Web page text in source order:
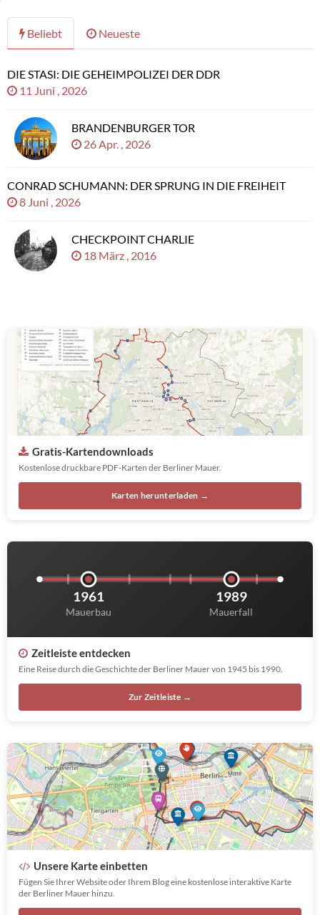
Beliebt Neueste
DIE STASI: DIE GEHEIMPOLIZEI DER DDR
11 Juni , 2026
BRANDENBURGER TOR
26 Apr. , 2026
CONRAD SCHUMANN: DER SPRUNG IN DIE FREIHEIT
8 Juni , 2026
CHECKPOINT CHARLIE
18 März , 2016
Gratis-Kartendownloads
Kostenlose druckbare PDF-Karten der Berliner Mauer.
Karten herunterladen →
1961
Mauerbau
1989
Mauerfall
Zeitleiste entdecken
Eine Reise durch die Geschichte der Berliner Mauer von 1945 bis 1990.
Zur Zeitleiste →
Unsere Karte einbetten
Fügen Sie Ihrer Website oder Ihrem Blog eine kostenlose interaktive Karte
der Berliner Mauer hinzu.